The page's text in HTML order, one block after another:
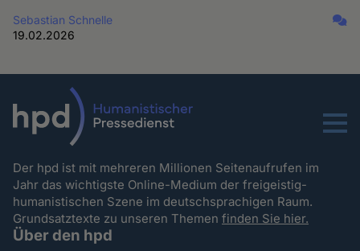
Sebastian Schnelle
19.02.2026
Menu
Der hpd ist mit mehreren Millionen Seitenaufrufen im
Jahr das wichtigste Online-Medium der freigeistig-
humanistischen Szene im deutschsprachigen Raum.
Grundsatztexte zu unseren Themenfinden Sie hier.
Über den hpd